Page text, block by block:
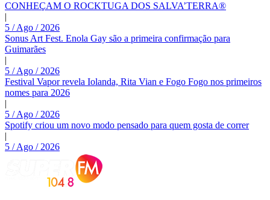
CONHEÇAM O ROCKTUGA DOS SALVA’TERRA®
|
5 / Ago / 2026
Sonus Art Fest. Enola Gay são a primeira confirmação para
Guimarães
|
5 / Ago / 2026
Festival Vapor revela Iolanda, Rita Vian e Fogo Fogo nos primeiros
nomes para 2026
|
5 / Ago / 2026
Spotify criou um novo modo pensado para quem gosta de correr
|
5 / Ago / 2026